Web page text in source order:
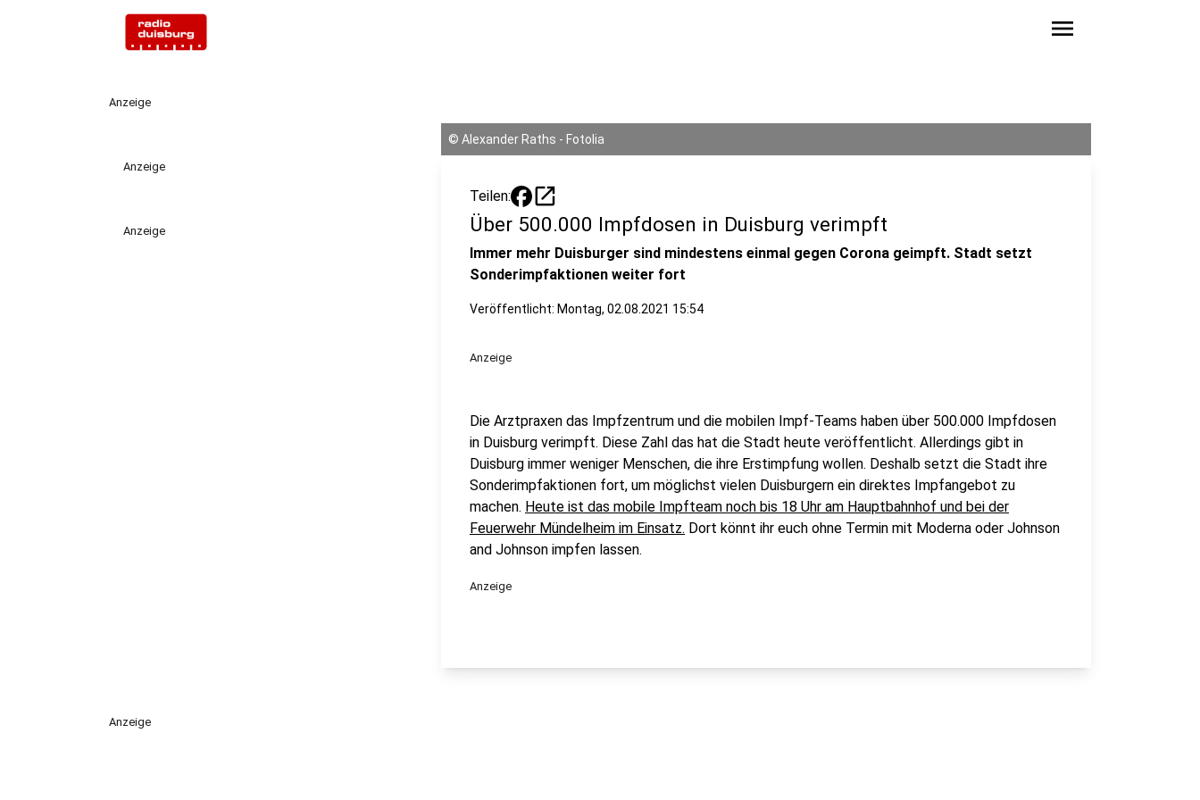
menu
Anzeige
Anzeige
Anzeige
© Alexander Raths - Fotolia
Teilen: open_in_new
Über 500.000 Impfdosen in Duisburg verimpft
Immer mehr Duisburger sind mindestens einmal gegen Corona geimpft. Stadt setzt
Sonderimpfaktionen weiter fort
Veröffentlicht: Montag, 02.08.2021 15:54
Anzeige
Die Arztpraxen das Impfzentrum und die mobilen Impf-Teams haben über 500.000 Impfdosen
in Duisburg verimpft. Diese Zahl das hat die Stadt heute veröffentlicht. Allerdings gibt in
Duisburg immer weniger Menschen, die ihre Erstimpfung wollen. Deshalb setzt die Stadt ihre
Sonderimpfaktionen fort, um möglichst vielen Duisburgern ein direktes Impfangebot zu
machen. Heute ist das mobile Impfteam noch bis 18 Uhr am Hauptbahnhof und bei der
Feuerwehr Mündelheim im Einsatz. Dort könnt ihr euch ohne Termin mit Moderna oder Johnson
and Johnson impfen lassen.
Anzeige
Anzeige